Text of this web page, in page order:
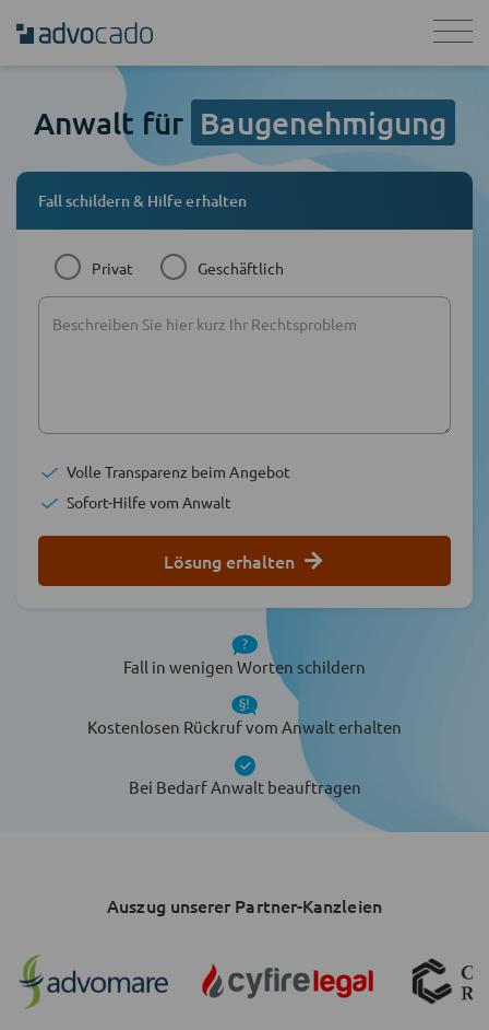
Anwalt für Baugenehmigung
Fall schildern & Hilfe erhalten
Privat Geschäftlich
Volle Transparenz beim Angebot
Sofort-Hilfe vom Anwalt
Lösung erhalten
Fall in wenigen Worten schildern
Kostenlosen Rückruf vom Anwalt erhalten
Bei Bedarf Anwalt beauftragen
Auszug unserer Partner-Kanzleien